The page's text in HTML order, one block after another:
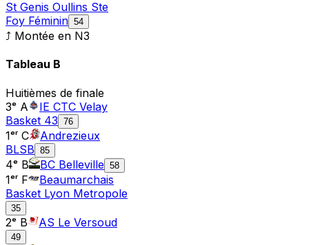
St Genis Oullins Ste
Foy Féminin 54
⤴ Montée en N3
Tableau B
Huitièmes de finale
3ᵉ A
IE CTC Velay
Basket 43 76
1ᵉʳ C
Andrezieux
BLSB 85
4ᵉ B BC Belleville 58
1ᵉʳ F
Beaumarchais
Basket Lyon Metropole
35
2ᵉ B AS Le Versoud
49